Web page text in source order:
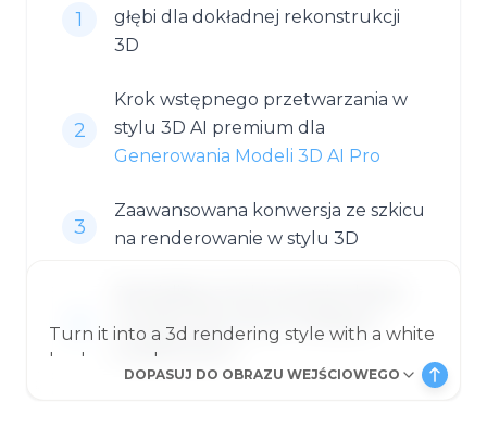
DOPASUJ DO OBRAZU WEJŚCIOWEGO
1
głębi dla dokładnej rekonstrukcji
3D
2
Krok wstępnego przetwarzania w
stylu 3D AI premium dla
Generowania Modeli 3D AI Pro
3
Zaawansowana konwersja ze szkicu
na renderowanie w stylu 3D
na obraz dla różnych kategorii
projektowych